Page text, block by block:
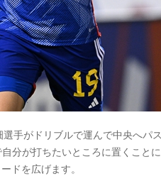
手がドリブルで運んで中央へパ
分が打ちたいところに置くこと
ドを広げます。